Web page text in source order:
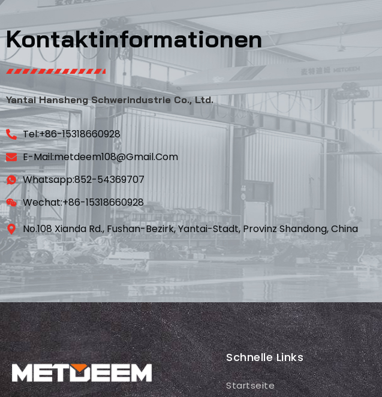
Kontaktinformationen
Yantai Hansheng Schwerindustrie Co., Ltd.
Tel:+86-15318660928
E-Mail:metdeem108@gmail.com
Whatsapp:852-54369707
Wechat:+86-15318660928
No.108 Xianda Rd., Fushan-Bezirk, Yantai-Stadt, Provinz Shandong, China
Schnelle Links
Startseite